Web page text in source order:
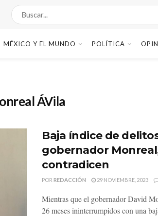
MÉXICO Y EL MUNDO POLÍTICA
ÁVila
Baja índice de
gobernador
contradicen
POR REDACCIÓN 29 NOVIEMBRE, 2023
Mientras que el gobernador David
26 meses ininterrumpidos con una